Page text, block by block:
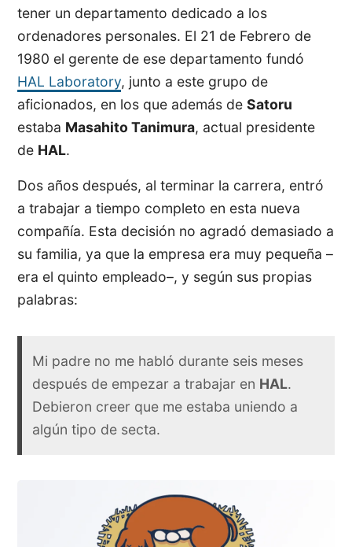
tener un departamento dedicado a los
ordenadores personales. El 21 de Febrero de
1980 el gerente de ese departamento fundó
HAL Laboratory, junto a este grupo de
aficionados, en los que además deSatoru
estaba Masahito Tanimura, actual presidente
de HAL.
Dos años después, al terminar la carrera, entró
a trabajar a tiempo completo en esta nueva
compañía. Esta decisión no agradó demasiado a
su familia, ya que la empresa era muy pequeña –
era el quinto empleado–, y según sus propias
palabras:
Mi padre no me habló durante seis meses
después de empezar a trabajar en HAL.
Debieron creer que me estaba uniendo a
algún tipo de secta.